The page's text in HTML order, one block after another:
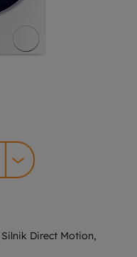
Direct Motion,